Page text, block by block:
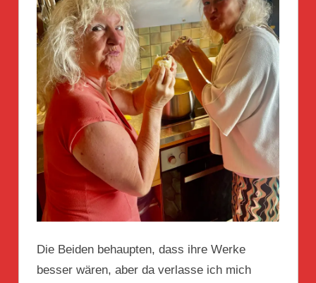
Die Beiden behaupten, dass ihre Werke
besser wären, aber da verlasse ich mich